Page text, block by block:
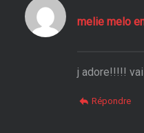
melie melo
j adore!!!!!
Répondre